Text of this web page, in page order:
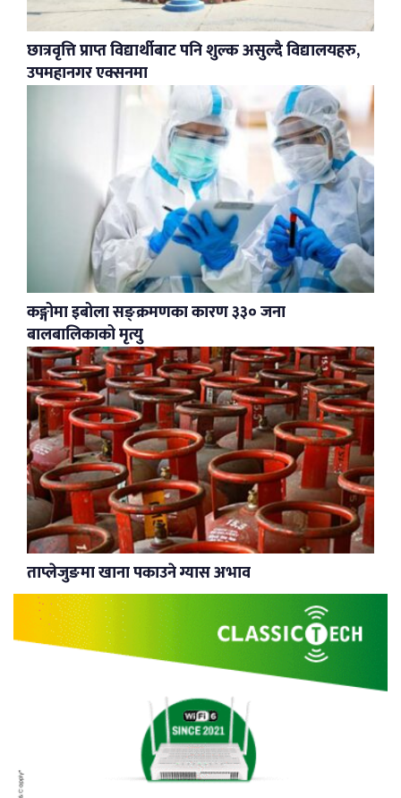
छात्रवृत्ति प्राप्त विद्यार्थीबाट पनि शुल्क असुल्दै विद्यालयहरु,
उपमहानगर एक्सनमा
कङ्गोमा इबोला सङ्क्रमणका कारण ३३० जना
बालबालिकाको मृत्यु
ताप्लेजुङमा खाना पकाउने ग्यास अभाव